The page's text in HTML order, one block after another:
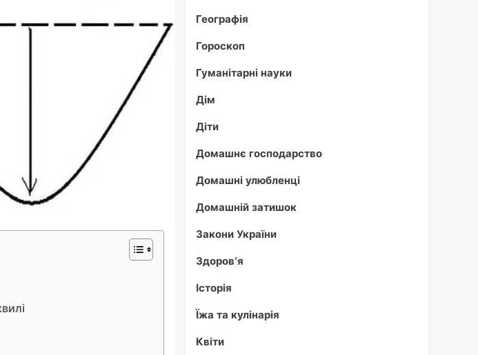
Географія
Гороскоп
Гуманітарні науки
Дім
Діти
Домашнє господарство
Домашні улюбленці
Домашній затишок
Закони України
Здоров'я
Історія
Їжа та кулінарія
Квіти